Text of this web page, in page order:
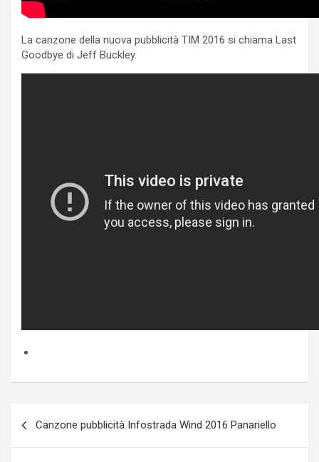
La canzone della nuova pubblicità TIM 2016 si chiama Last
Goodbye di Jeff Buckley.
navigation
Canzone pubblicità Infostrada Wind 2016 Panariello